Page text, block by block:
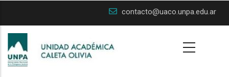
main
content
contacto@uaco.unpa.edu.ar